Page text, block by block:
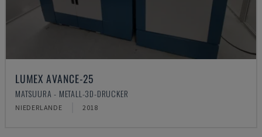
LUMEX AVANCE-25
MATSUURA - METALL-3D-DRUCKER
NIEDERLANDE 2018